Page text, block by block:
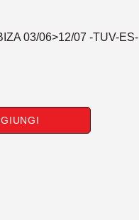
03/06>12/07 -TUV-ES-